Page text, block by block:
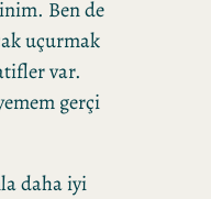
Ben de
uçurmak
var.
gerçi
daha iyi